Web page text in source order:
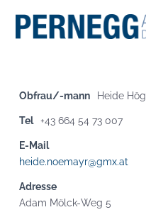
Obfrau/-mann Heide Högl
Tel +43 664 54 73 007
E-Mail
heide.noemayr@gmx.at
Adresse
Adam Mölck-Weg 5